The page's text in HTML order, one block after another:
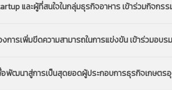
และผู้ที่สนใจในกลุ่มธุรกิจอาหาร เข้าร่วมกิจกร
ารเพิ่มขีดความสามารถในการแข่งขัน เข้าร่วมอบ
อพัฒนาสู่การเป็นสุดยอดผู้ประกอบการธุรกิจเกษต